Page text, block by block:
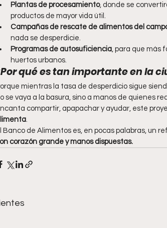
Plantas de procesamiento, donde se
productos de mayor vida útil.
Campañas de rescate de alimentos del
nada se desperdicie.
Programas de autosuficiencia , para que más
huertos urbanos.
qué es tan importante en la
mientras la tasa de desperdicio sigue
se vaya a la basura, sino a manos de quienes
compartir, apapachar y ayudar, este
Banco de Alimentos es, en pocas palabras, un
corazón grande y manos dispuestas.